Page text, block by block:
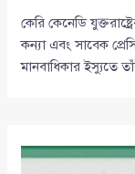
কেরি কেনেডি
কন্যা এবং সাবেক
মানবাধিকার ইস্যুতে